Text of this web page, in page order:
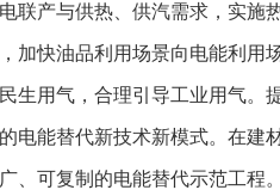
联产与供热、供汽需求，实施
加快油品利用场景向电能利用
生用气，合理引导工业用气。
电能替代新技术新模式。在建
、可复制的电能替代示范工程